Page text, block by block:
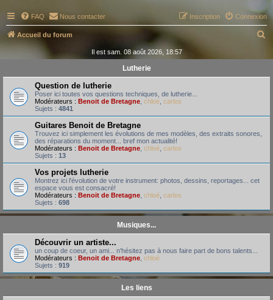
FAQ Nous contacter Connexion
Inscription
Accueil du forum
h
r
Il est sam. 08 août 2026, 18:57
Lutherie
Question de lutherie
Poser ici toutes vos questions techniques, de lutherie...
Modérateurs : Benoit de Bretagne chloé carlos
Sujets : 4841
Guitares Benoit de Bretagne
Trouvez ici simplement les évolutions de mes modèles, des extraits sonores,
des réparations du moment... bref mon actualité!
Modérateurs : Benoit de Bretagne chloé carlos
Sujets : 13
Vos projets lutherie
Montrez ici l'évolution de votre instrument: photos, dessins, reportages... cet
espace vous est consacré!
Modérateurs : Benoit de Bretagne chloé carlos
Sujets : 698
Musiques...
Découvrir un artiste...
un coup de coeur, un ami... n'hésitez pas à nous faire part de bons talents...
Modérateurs : Benoit de Bretagne chloé
Sujets : 919
Les liens